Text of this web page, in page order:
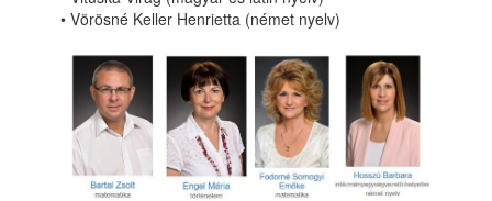
• Vörösné Keller Henrietta (német nyelv)